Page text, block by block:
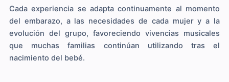
Cada experiencia se adapta continuamente al momento
del embarazo, a las necesidades de cada mujer y a la
evolución del grupo, favoreciendo vivencias musicales
que muchas familias continúan utilizando tras el
nacimiento del bebé.